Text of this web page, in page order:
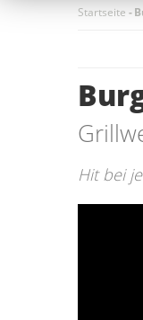
Startseite -
Hit bei